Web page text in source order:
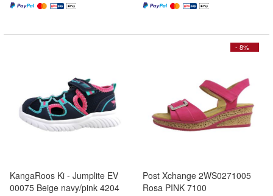
KangaRoos Ki - Jumplite EV
00075 Beige navy/pink 4204
- 8%
Post Xchange 2WS0271005
Rosa PINK 7100